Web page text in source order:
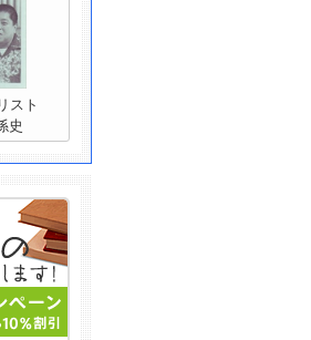
スト
史